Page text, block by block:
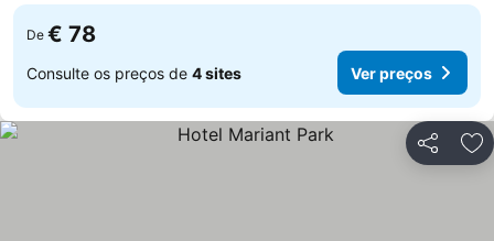
De € 78
Consulte os preços de 4 sites Ver preços
Partilhar